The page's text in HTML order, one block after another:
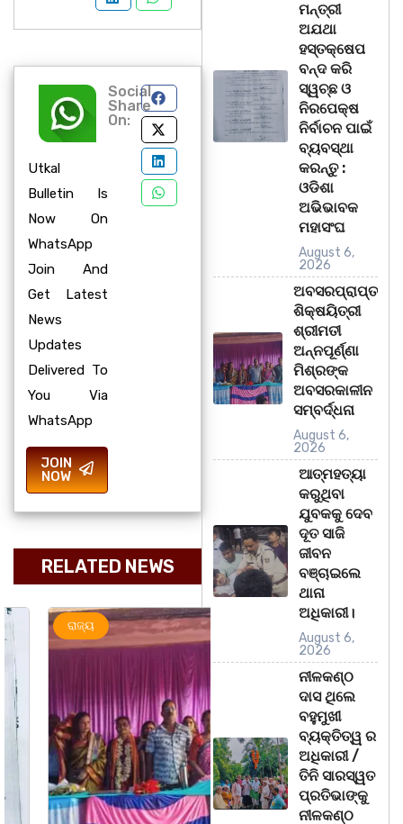
Utkal
Bulletin Is
Now On
WhatsApp
Join And
Get Latest
News
Updates
Delivered To
You Via
WhatsApp
JOIN
NOW
Social
Share
On:
RELATED NEWS
ରାଜ୍ୟ ରାଜ୍ୟ
ମନ୍ତ୍ରୀ
ଅଯଥା
ହସ୍ତକ୍ଷେପ
ବନ୍ଦ କରି
ସ୍ୱଚ୍ଛ ଓ
ନିରପେକ୍ଷ
ନିର୍ବାଚନ ପାଇଁ
ବ୍ୟବସ୍ଥା
କରନ୍ତୁ :
ଓଡିଶା
ଅଭିଭାବକ
ମହାସଂଘ
August 6,
2026
ଅବସରପ୍ରାପ୍ତ
ଶିକ୍ଷୟିତ୍ରୀ
ଶ୍ରୀମତୀ
ଅନ୍ନପୂର୍ଣ୍ଣା
ମିଶ୍ରଙ୍କ
ଅବସରକାଳୀନ
ସମ୍ବର୍ଦ୍ଧନା
August 6,
2026
ଆତ୍ମହତ୍ୟା
କରୁଥିବା
ଯୁବକକୁ ଦେବ
ଦୂତ ସାଜି
ଜୀବନ
ବଞ୍ଚାଇଲେ
ଥାନା
ଅଧିକାରୀ।
August 6,
2026
ନୀଳକଣ୍ଠ
ଦାସ ଥିଲେ
ବହୁମୁଖୀ
ବ୍ୟକ୍ତିତ୍ୱ ର
ଅଧିକାରୀ /
ତିନି ସାରସ୍ୱତ
ପ୍ରତିଭାଙ୍କୁ
ନୀଳକଣ୍ଠ